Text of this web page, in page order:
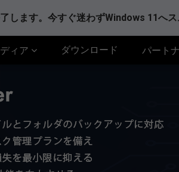
します。今すぐ迷わずWindows 11へ
ィア ダウンロード パート